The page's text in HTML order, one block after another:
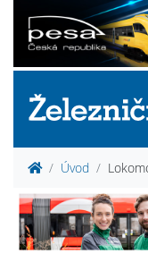
Úvod